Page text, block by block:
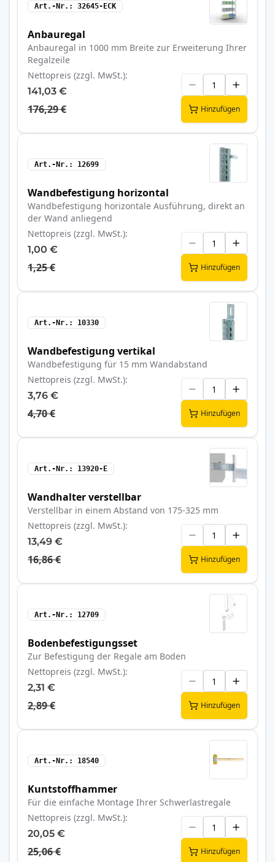
Art.-Nr. 32645-ECK
Anbauregal
Anbauregal in 1000 mm Breite zur Erweiterung Ihrer
Regalzeile
Nettopreis (zzgl. MwSt.)
141,03 €
176,29 € Hinzufügen
Art.-Nr. 12699
Wandbefestigung horizontal
Wandbefestigung horizontale Ausführung, direkt an
der Wand anliegend
Nettopreis (zzgl. MwSt.)
1,00 €
1,25 € Hinzufügen
Art.-Nr. 10330
Wandbefestigung vertikal
Wandbefestigung für 15 mm Wandabstand
Nettopreis (zzgl. MwSt.)
3,76 €
4,70 € Hinzufügen
Art.-Nr. 13920-E
Wandhalter verstellbar
Verstellbar in einem Abstand von 175-325 mm
Nettopreis (zzgl. MwSt.)
13,49 €
16,86 € Hinzufügen
Art.-Nr. 12709
Bodenbefestigungsset
Zur Befestigung der Regale am Boden
Nettopreis (zzgl. MwSt.)
2,31 €
2,89 € Hinzufügen
Art.-Nr. 18540
Kuntstoffhammer
Für die einfache Montage Ihrer Schwerlastregale
Nettopreis (zzgl. MwSt.)
20,05 €
25,06 € Hinzufügen